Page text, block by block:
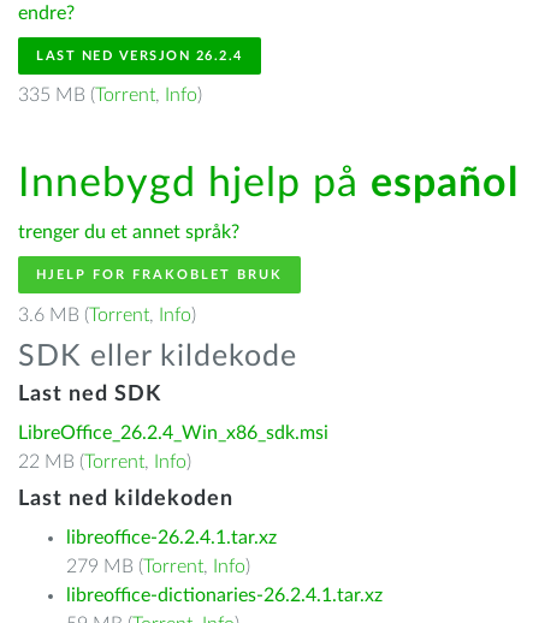
endre?
LAST NED VERSJON 26.2.4
335 MB (Torrent, Info)
Innebygd hjelp på español
trenger du et annet språk?
HJELP FOR FRAKOBLET BRUK
3.6 MB (Torrent, Info)
SDK eller kildekode
Last ned SDK
LibreOffice_26.2.4_Win_x86_sdk.msi
22 MB (Torrent, Info)
Last ned kildekoden
libreoffice-26.2.4.1.tar.xz
279 MB (Torrent, Info)
libreoffice-dictionaries-26.2.4.1.tar.xz